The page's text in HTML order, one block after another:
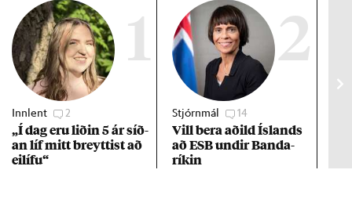
1
Innlent 2
„Í dag eru lið­in 5 ár síð­
an líf mitt breytt­ist að
ei­lífu“
2
Stjórnmál 14
Vill bera að­ild Ís­lands
að ESB und­ir Banda­
rík­in